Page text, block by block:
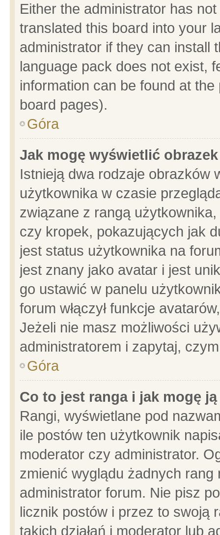
Either the administrator has
translated this board into your
administrator if they can install
language pack does not exist,
information can be found at
board pages).
Góra
Jak mogę wyświetlić
Istnieją dwa rodzaje obrazków
użytkownika w czasie
związane z rangą
czy kropek, pokazujących jak
jest status użytkownika na
jest znany jako avatar i jest
go ustawić w panelu
forum włączył funkcje
Jeżeli nie masz możliwości
administratorem i zapytaj,
Góra
Co to jest ranga i jak mogę
Rangi, wyświetlane pod
ile postów ten użytkownik
moderator czy administrator.
zmienić wyglądu żadnych
administrator forum. Nie pisz
licznik postów i przez to swoją
takich działań i moderator lub